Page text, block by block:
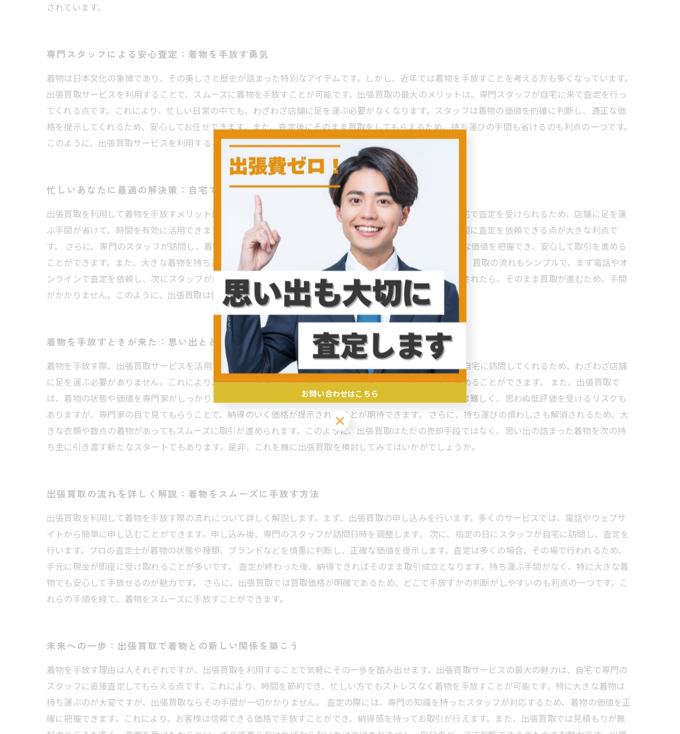
されています。
専門スタッフによる安心査定：着物を手放す勇気
着物は日本文化の象徴であり、その美しさと歴史が詰まった特別なアイテムです。しかし、近年では着物を手放すことを考える方も多くなっています。
出張買取サービスを利用することで、スムーズに着物を手放すことが可能です。出張買取の最大のメリットは、専門スタッフが自宅に来て査定を行っ
てくれる点です。これにより、忙しい日常の中でも、わざわざ店舗に足を運ぶ必要がなくなります。スタッフは着物の価値を的確に判断し、適正な価
格を提示してくれるため、安心してお任せできます。また、査定後にそのまま買取をしてもらえるため、持ち運びの手間も省けるのも利点の一つです。
このように、出張買取サービスを利用することで、負担を軽減しながら着物を手放すことができるのです。
忙しいあなたに最適の解決策：自宅での出張買取
出張買取を利用して着物を手放すメリットは、特に忙しい生活を送る方にとって大変魅力的です。まず、自宅で査定を受けられるため、店舗に足を運
ぶ手間が省けて、時間を有効に活用できます。仕事や育児に追われている方でも、自分の都合に合わせた時間に査定を依頼できる点が大きな利点で
す。 さらに、専門のスタッフが訪問し、着物の状態を適切に評価してくれます。これにより、市場での正確な価値を把握でき、安心して取引を進める
ことができます。また、大きな着物を持ち運ぶ必要がなく、出張買取サービスならではの手軽さもあります。 買取の流れもシンプルで、まず電話やオ
ンラインで査定を依頼し、次にスタッフが自宅に訪問して査定を行います。そして、納得のいく価格が提示されたら、そのまま買取が進むため、手間
がかかりません。このように、出張買取は忙しい現代人にぴったりの解決策です。
着物を手放すときが来た：思い出とともに新たなスタート
着物を手放す際、出張買取サービスを活用することには多くのメリットがあります。まず、専門の査定士が自宅に訪問してくれるため、わざわざ店舗
に足を運ぶ必要がありません。これにより、忙しい日常生活の中でも簡単に査定を受け、自分のペースで進めることができます。 また、出張買取で
は、着物の状態や価値を専門家がしっかりと評価してくれるので、安心して依頼できます。自己流での査定は難しく、思わぬ低評価を受けるリスクも
ありますが、専門家の目で見てもらうことで、納得のいく価格が提示されることが期待できます。 さらに、持ち運びの煩わしさも解消されるため、大
きな衣類や数点の着物があってもスムーズに取引が進められます。このように、出張買取はただの売却手段ではなく、思い出の詰まった着物を次の持
ち主に引き渡す新たなスタートでもあります。是非、これを機に出張買取を検討してみてはいかがでしょうか。
出張買取の流れを詳しく解説：着物をスムーズに手放す方法
出張買取を利用して着物を手放す際の流れについて詳しく解説します。まず、出張買取の申し込みを行います。多くのサービスでは、電話やウェブサ
イトから簡単に申し込むことができます。申し込み後、専門のスタッフが訪問日時を調整します。 次に、指定の日にスタッフが自宅に訪問し、査定を
行います。プロの査定士が着物の状態や種類、ブランドなどを慎重に判断し、正確な価値を提示します。査定は多くの場合、その場で行われるため、
手元に現金が即座に受け取れることが多いです。 査定が終わった後、納得できればそのまま取引成立となります。持ち運ぶ手間がなく、特に大きな着
物でも安心して手放せるのが魅力です。 さらに、出張買取では買取価格が明確であるため、どこで手放すかの判断がしやすいのも利点の一つです。こ
れらの手順を経て、着物をスムーズに手放すことができます。
未来への一歩：出張買取で着物との新しい関係を築こう
着物を手放す理由は人それぞれですが、出張買取を利用することで気軽にその一歩を踏み出せます。出張買取サービスの最大の魅力は、自宅で専門の
スタッフに直接査定してもらえる点です。これにより、時間を節約でき、忙しい方でもストレスなく着物を手放すことが可能です。特に大きな着物は
持ち運ぶのが大変ですが、出張買取ならその手間が一切かかりません。 査定の際には、専門の知識を持ったスタッフが対応するため、着物の価値を正
確に把握できます。これにより、お客様は信頼できる価格で手放すことができ、納得感を持ってお取引が行えます。また、出張買取では見積もりが無
お問い合わせはこちら
お問い合わせはこちら